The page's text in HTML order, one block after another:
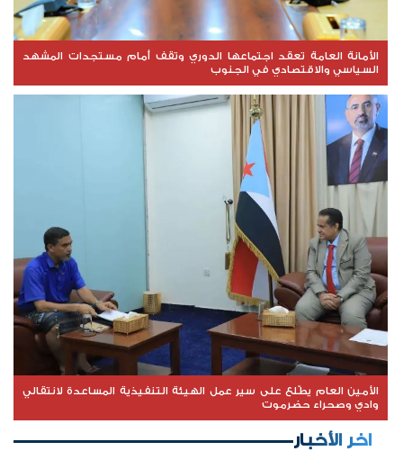
الأمانة العامة تعقد اجتماعها الدوري وتقف أمام مستجدات المشهد
السياسي والاقتصادي في الجنوب
الأمين العام يطّلع على سير عمل الهيئة التنفيذية المساعدة لانتقالي
وادي وصحراء حضرموت
اخر الأخبار